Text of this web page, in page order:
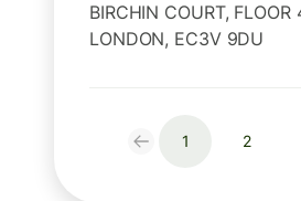
BIRCHIN COURT, FLOOR
LONDON, EC3V 9DU
1 2